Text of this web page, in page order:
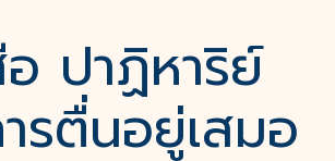
ปาฏิหาริย์
รตื่นอยู่เสมอ